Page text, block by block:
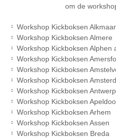
om de
Workshop Kickboksen Alkmaar
Workshop Kickboksen Almere
Workshop Kickboksen Alphen
Workshop Kickboksen
Workshop Kickboksen
Workshop Kickboksen
Workshop Kickboksen
Workshop Kickboksen
Workshop Kickboksen Arhem
Workshop Kickboksen Assen
Workshop Kickboksen Breda